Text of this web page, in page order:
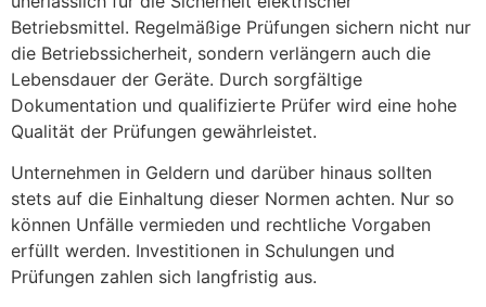
Betriebsmittel. Regelmäßige Prüfungen sichern nicht nur
die Betriebssicherheit, sondern verlängern auch die
Lebensdauer der Geräte. Durch sorgfältige
Dokumentation und qualifizierte Prüfer wird eine hohe
Qualität der Prüfungen gewährleistet.
Unternehmen in Geldern und darüber hinaus sollten
stets auf die Einhaltung dieser Normen achten. Nur so
können Unfälle vermieden und rechtliche Vorgaben
erfüllt werden. Investitionen in Schulungen und
Prüfungen zahlen sich langfristig aus.